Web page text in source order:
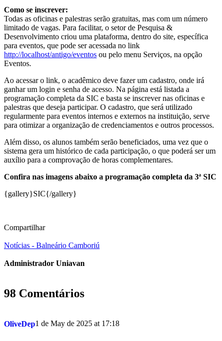
Como se inscrever:
Todas as oficinas e palestras serão gratuitas, mas com um número
limitado de vagas. Para facilitar, o setor de Pesquisa &
Desenvolvimento criou uma plataforma, dentro do site, específica
para eventos, que pode ser acessada no link
http://localhost/antigo/eventos ou pelo menu Serviços, na opção
Eventos.
Ao acessar o link, o acadêmico deve fazer um cadastro, onde irá
ganhar um login e senha de acesso. Na página está listada a
programação completa da SIC e basta se inscrever nas oficinas e
palestras que deseja participar. O cadastro, que será utilizado
regularmente para eventos internos e externos na instituição, serve
para otimizar a organização de credenciamentos e outros processos.
Além disso, os alunos também serão beneficiados, uma vez que o
sistema gera um histórico de cada participação, o que poderá ser um
auxílio para a comprovação de horas complementares.
Confira nas imagens abaixo a programação completa da 3ª SIC
{gallery}SIC{/gallery}
Compartilhar
Notícias - Balneário Camboriú
Administrador Uniavan
98 Comentários
OliveDep1 de May de 2025 at 17:18